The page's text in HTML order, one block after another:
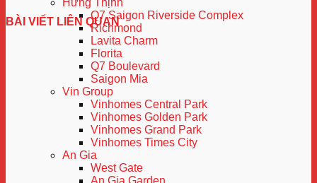
Hưng Thịnh
Q7 Saigon Riverside Complex
Richmond
Lavita Charm
Florita
Q7 Boulevard
Saigon Mia
Vin Group
Vinhomes Central Park
Vinhomes Golden Park
Vinhomes Grand Park
Vinhomes Times City
An Gia
West Gate
An Gia Garden
BÀI VIẾT LIÊN QUAN